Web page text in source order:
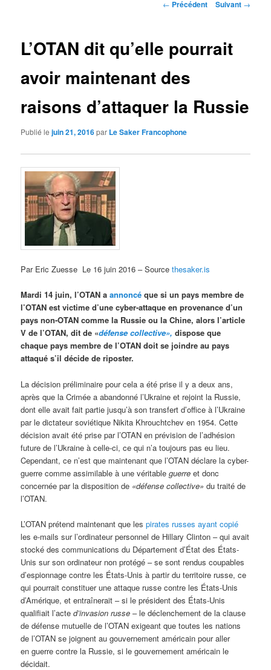
Navigation
← Précédent Suivant →
L’OTAN dit qu’elle pourrait
avoir maintenant des
raisons d’attaquer la Russie
Publié lejuin 21, 2016par Le Saker Francophone
Par Eric Zuesse Le 16 juin 2016 – Sourcethesaker.is
Mardi 14 juin, l’OTAN aannoncé que si un pays membre de
l’OTAN est victime d’une cyber-attaque en provenance d’un
pays non-OTAN comme la Russie ou la Chine, alors l’article
V de l’OTAN, dit de «défense collective», dispose que
chaque pays membre de l’OTAN doit se joindre au pays
attaqué s’il décide de riposter.
La décision préliminaire pour cela a été prise il y a deux ans,
après que la Crimée a abandonné l’Ukraine et rejoint la Russie,
dont elle avait fait partie jusqu’à son transfert d’office à l’Ukraine
par le dictateur soviétique Nikita Khrouchtchev en 1954. Cette
décision avait été prise par l’OTAN en prévision de l’adhésion
future de l’Ukraine à celle-ci, ce qui n’a toujours pas eu lieu.
Cependant, ce n’est que maintenant que l’OTAN déclare la cyber-
guerre comme assimilable à une véritableguerre et donc
concernée par la disposition de «défense collective» du traité de
l’OTAN.
L’OTAN prétend maintenant que lespirates russes ayant copié
les e-mails sur l’ordinateur personnel de Hillary Clinton – qui avait
stocké des communications du Département d’État des États-
Unis sur son ordinateur non protégé – se sont rendus coupables
d’espionnage contre les États-Unis à partir du territoire russe, ce
qui pourrait constituer une attaque russe contre les États-Unis
d’Amérique, et entraînerait – si le président des États-Unis
qualifiait l’acted’invasion russe – le déclenchement de la clause
de défense mutuelle de l’OTAN exigeant que toutes les nations
de l’OTAN se joignent au gouvernement américain pour aller
en guerre contre la Russie, si le gouvernement américain le
décidait.